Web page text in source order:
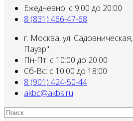
Ежедневно: с 9:00 до 20:00
8 (831) 466-47-68
г. Москва, ул.
Пауэр".
Пн-Пт: с 10:00 до 20:00
Сб-Вс: с 10:00 до 18:00
8 (901) 424-50-44
akbc@akbs.ru